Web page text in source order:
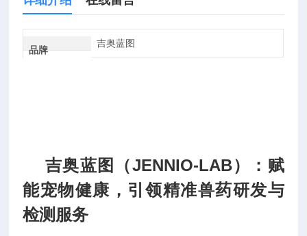
品牌
吉奥蓝图
吉奥蓝图（JENNIO-LAB）：赋
能宠物健康，引领精准兽药研发与
检测服务